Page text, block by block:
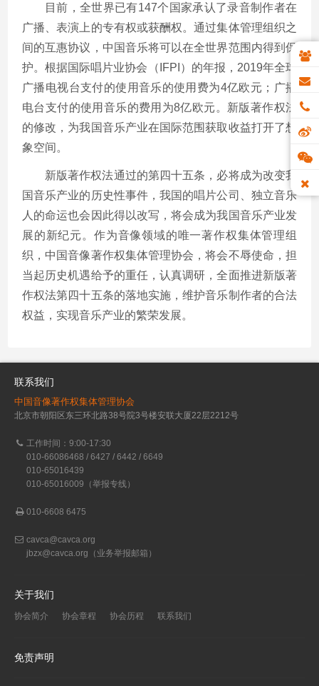
目前，全世界已有147个国家承认了录音制作者在
广播、表演上的专有权或获酬权。通过集体管理组织之
间的互惠协议，中国音乐将可以在全世界范围内得到保
护。根据国际唱片业协会（ IFPI ）的年报， 2019年全球
广播电视台支付的使用音乐的使用费为4亿欧元；广播
电台支付的使用音乐的费用为8亿欧元。新版著作权法
的修改，为我国音乐产业在国际范围获取收益打开了想
象空间。
新版著作权法通过的第四十五条，必将成为改变我
国音乐产业的历史性事件，我国的唱片公司、独立音乐
人的命运也会因此得以改写，将会成为我国音乐产业发
展的新纪元。作为音像领域的唯一著作权集体管理组
织，中国音像著作权集体管理协会，将会不辱使命，担
当起历史机遇给予的重任，认真调研，全面推进新版著
作权法第四十五条的落地实施，维护音乐制作者的合法
权益，实现音乐产业的繁荣发展。
联系我们
中国音像著作权集体管理协会
北京市朝阳区东三环北路38号院3号楼安联大厦22层2212号
工作时间：9:00-17:30
010-66086468 / 6427 / 6442 / 6649
010-65016439
010-65016009（举报专线）
010-6608 6475
cavca@cavca.org
jbzx@cavca.org （业务举报邮箱）
关于我们
协会简介 协会章程 协会历程 联系我们
免责声明